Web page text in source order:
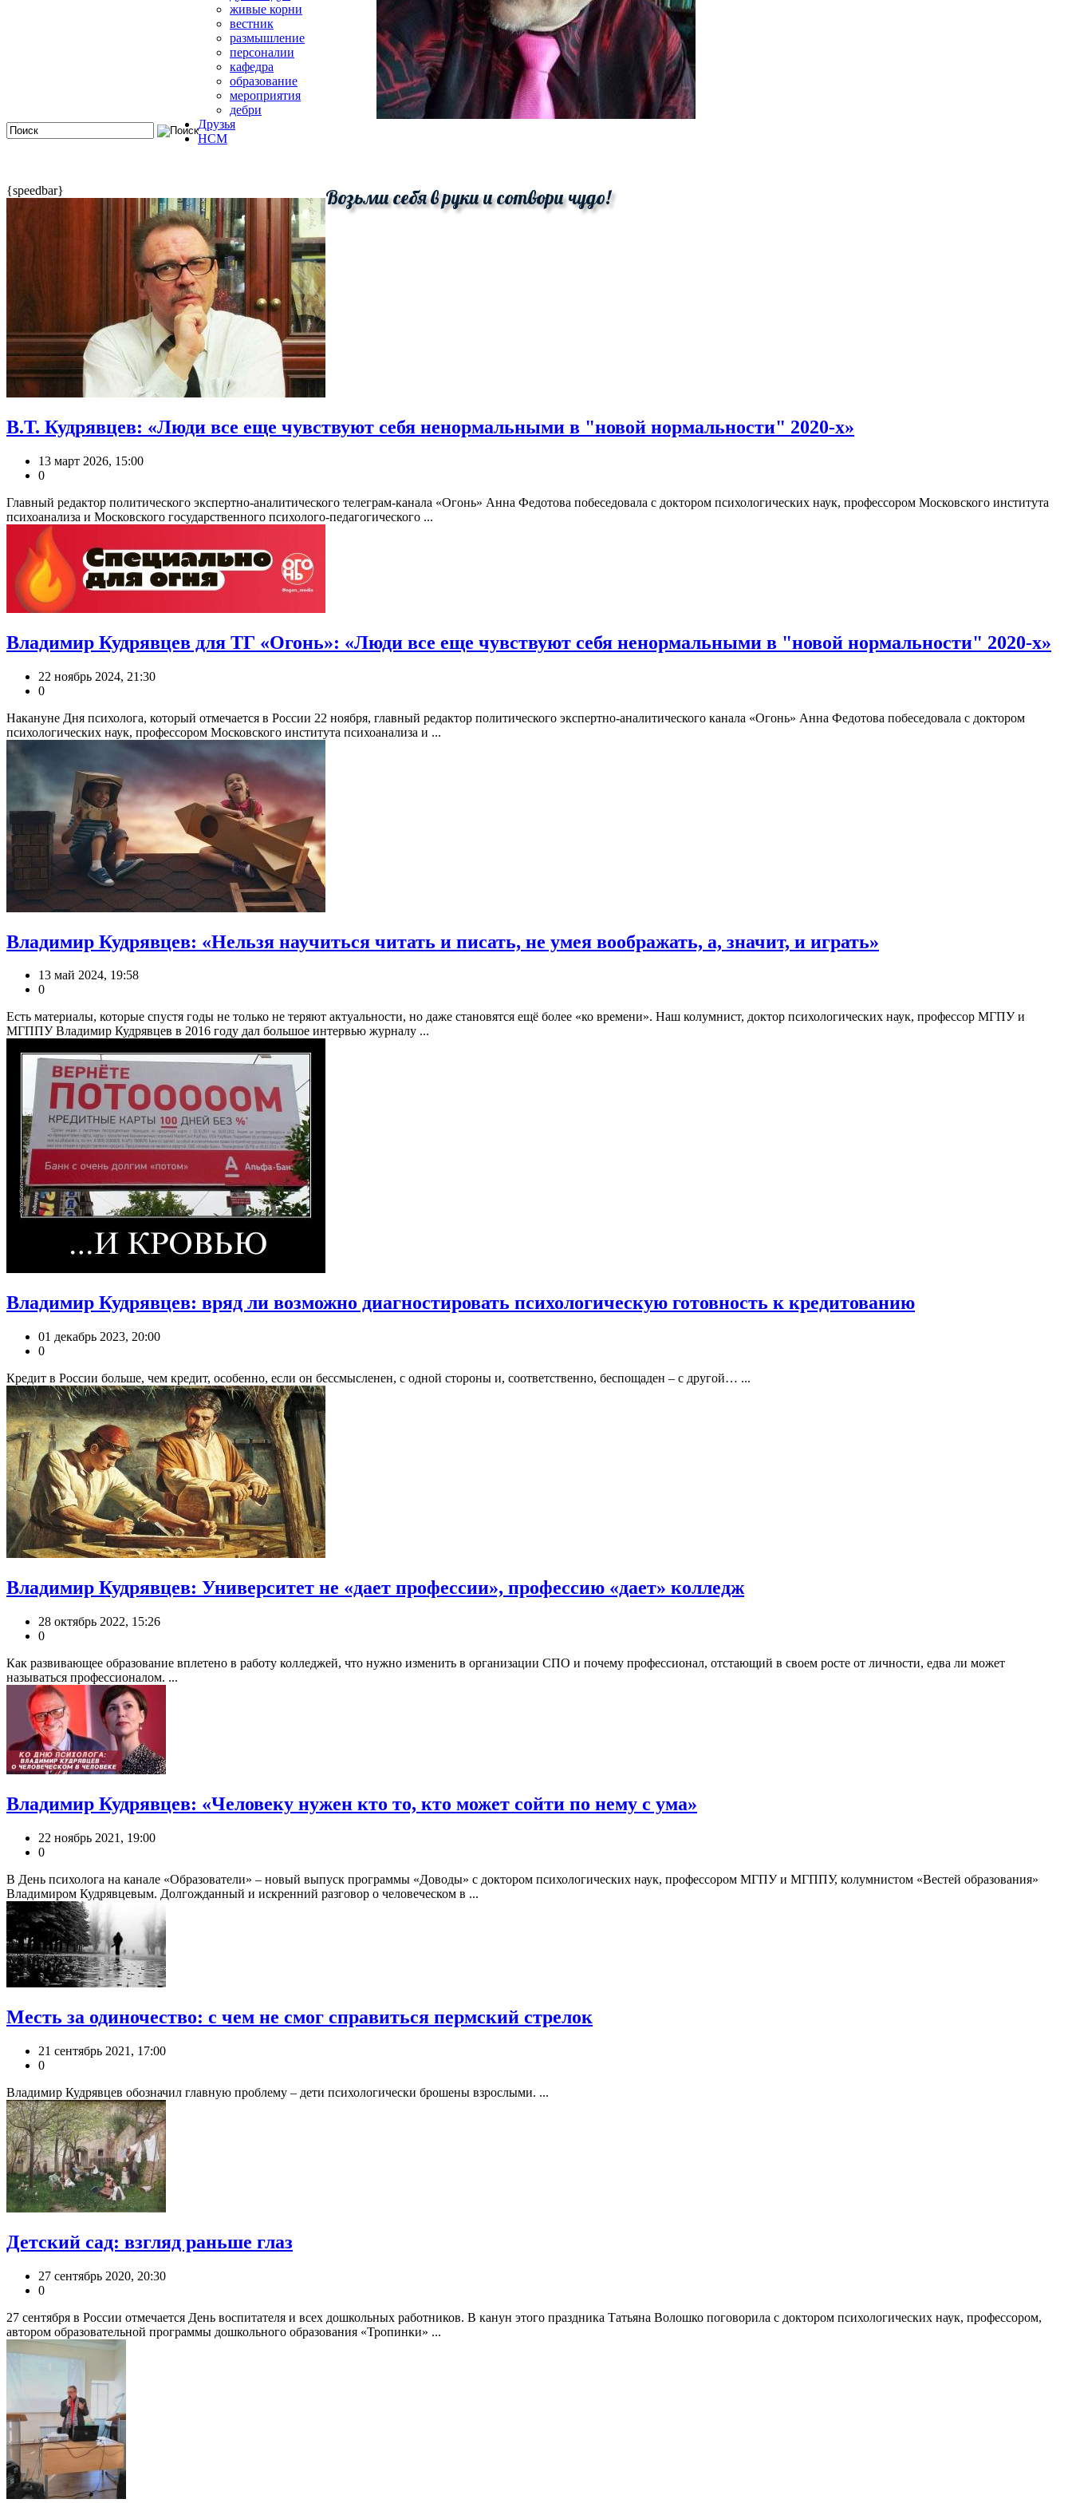
Возьми себя в руки и сотвори чудо!
живые корни
вестник
размышление
персоналии
кафедра
образование
мероприятия
дебри
Друзья
HCM
{speedbar}
В.Т. Кудрявцев: «Люди все еще чувствуют себя ненормальными в "новой нормальности" 2020-х»
13 март 2026, 15:00
0
Главный редактор политического экспертно-аналитического телеграм-канала «Огонь» Анна Федотова побеседовала с доктором психологических наук, профессором Московского института
психоанализа и Московского государственного психолого-педагогического ...
Владимир Кудрявцев для ТГ «Огонь»: «Люди все еще чувствуют себя ненормальными в "новой нормальности" 2020-х»
22 ноябрь 2024, 21:30
0
Накануне Дня психолога, который отмечается в России 22 ноября, главный редактор политического экспертно-аналитического канала «Огонь» Анна Федотова побеседовала с доктором
психологических наук, профессором Московского института психоанализа и ...
Владимир Кудрявцев: «Нельзя научиться читать и писать, не умея воображать, а, значит, и играть»
13 май 2024, 19:58
0
Есть материалы, которые спустя годы не только не теряют актуальности, но даже становятся ещё более «ко времени». Наш колумнист, доктор психологических наук, профессор МГПУ и
МГППУ Владимир Кудрявцев в 2016 году дал большое интервью журналу ...
Владимир Кудрявцев: вряд ли возможно диагностировать психологическую готовность к кредитованию
01 декабрь 2023, 20:00
0
Кредит в России больше, чем кредит, особенно, если он бессмысленен, с одной стороны и, соответственно, беспощаден – с другой… ...
Владимир Кудрявцев: Университет не «дает профессии», профессию «дает» колледж
28 октябрь 2022, 15:26
0
Как развивающее образование вплетено в работу колледжей, что нужно изменить в организации СПО и почему профессионал, отстающий в своем росте от личности, едва ли может
называться профессионалом. ...
Владимир Кудрявцев: «Человеку нужен кто то, кто может сойти по нему с ума»
22 ноябрь 2021, 19:00
0
В День психолога на канале «Образователи» – новый выпуск программы «Доводы» с доктором психологических наук, профессором МГПУ и МГППУ, колумнистом «Вестей образования»
Владимиром Кудрявцевым. Долгожданный и искренний разговор о человеческом в ...
Месть за одиночество: с чем не смог справиться пермский стрелок
21 сентябрь 2021, 17:00
0
Владимир Кудрявцев обозначил главную проблему – дети психологически брошены взрослыми. ...
Детский сад: взгляд раньше глаз
27 сентябрь 2020, 20:30
0
27 сентября в России отмечается День воспитателя и всех дошкольных работников. В канун этого праздника Татьяна Волошко поговорила с доктором психологических наук, профессором,
автором образовательной программы дошкольного образования «Тропинки» ...